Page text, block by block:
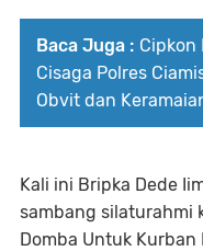
Baca Juga : Cipkon
Cisaga Polres
Obvit dan
Kali ini Bripka Dede
sambang silaturahmi
Domba Untuk Kurban